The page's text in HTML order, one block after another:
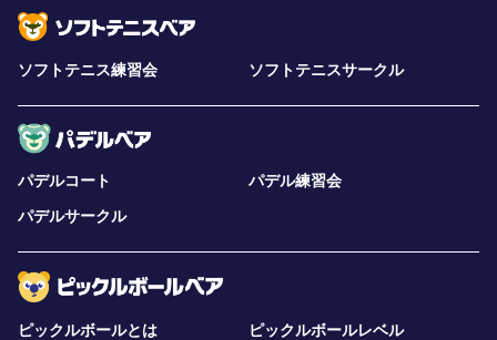
ソフトテニス練習会 ソフトテニスサークル
パデルコート
パデル練習会
パデルサークル
ピックルボールとは
ピックルボールレベル